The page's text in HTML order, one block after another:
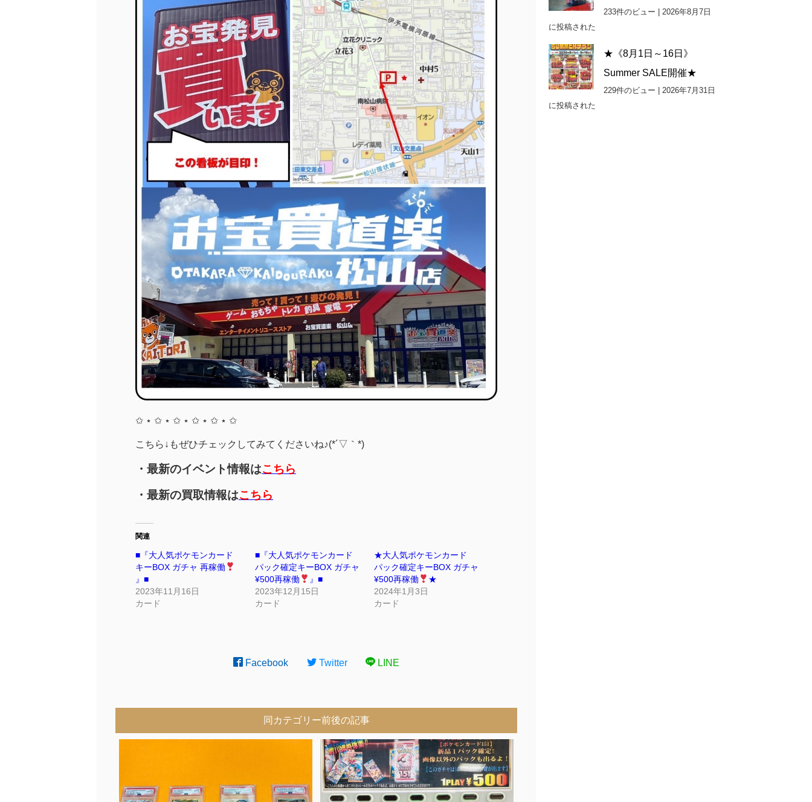
✩ ⋆ ✩ ⋆ ✩ ⋆ ✩ ⋆ ✩ ⋆ ✩
こちら↓もぜひチェックしてみてくださいね♪(*´▽｀*)
・最新のイベント情報はこちら
・最新の買取情報はこちら
関連
■『大人気ポケモンカード
キーBOX ガチャ 再稼働
』■
2023年11月16日
カード
■『大人気ポケモンカード
パック確定キーBOX ガチャ
¥500再稼働
』■
2023年12月15日
カード
★大人気ポケモンカード
パック確定キーBOX ガチャ
¥500再稼働
★
2024年1月3日
カード
Facebook Twitter LINE
同カテゴリー前後の記事
233件のビュー
2026年8月7日
に投稿された
★《8月1日～16日》
Summer SALE開催★
229件のビュー
2026年7月31日
に投稿された